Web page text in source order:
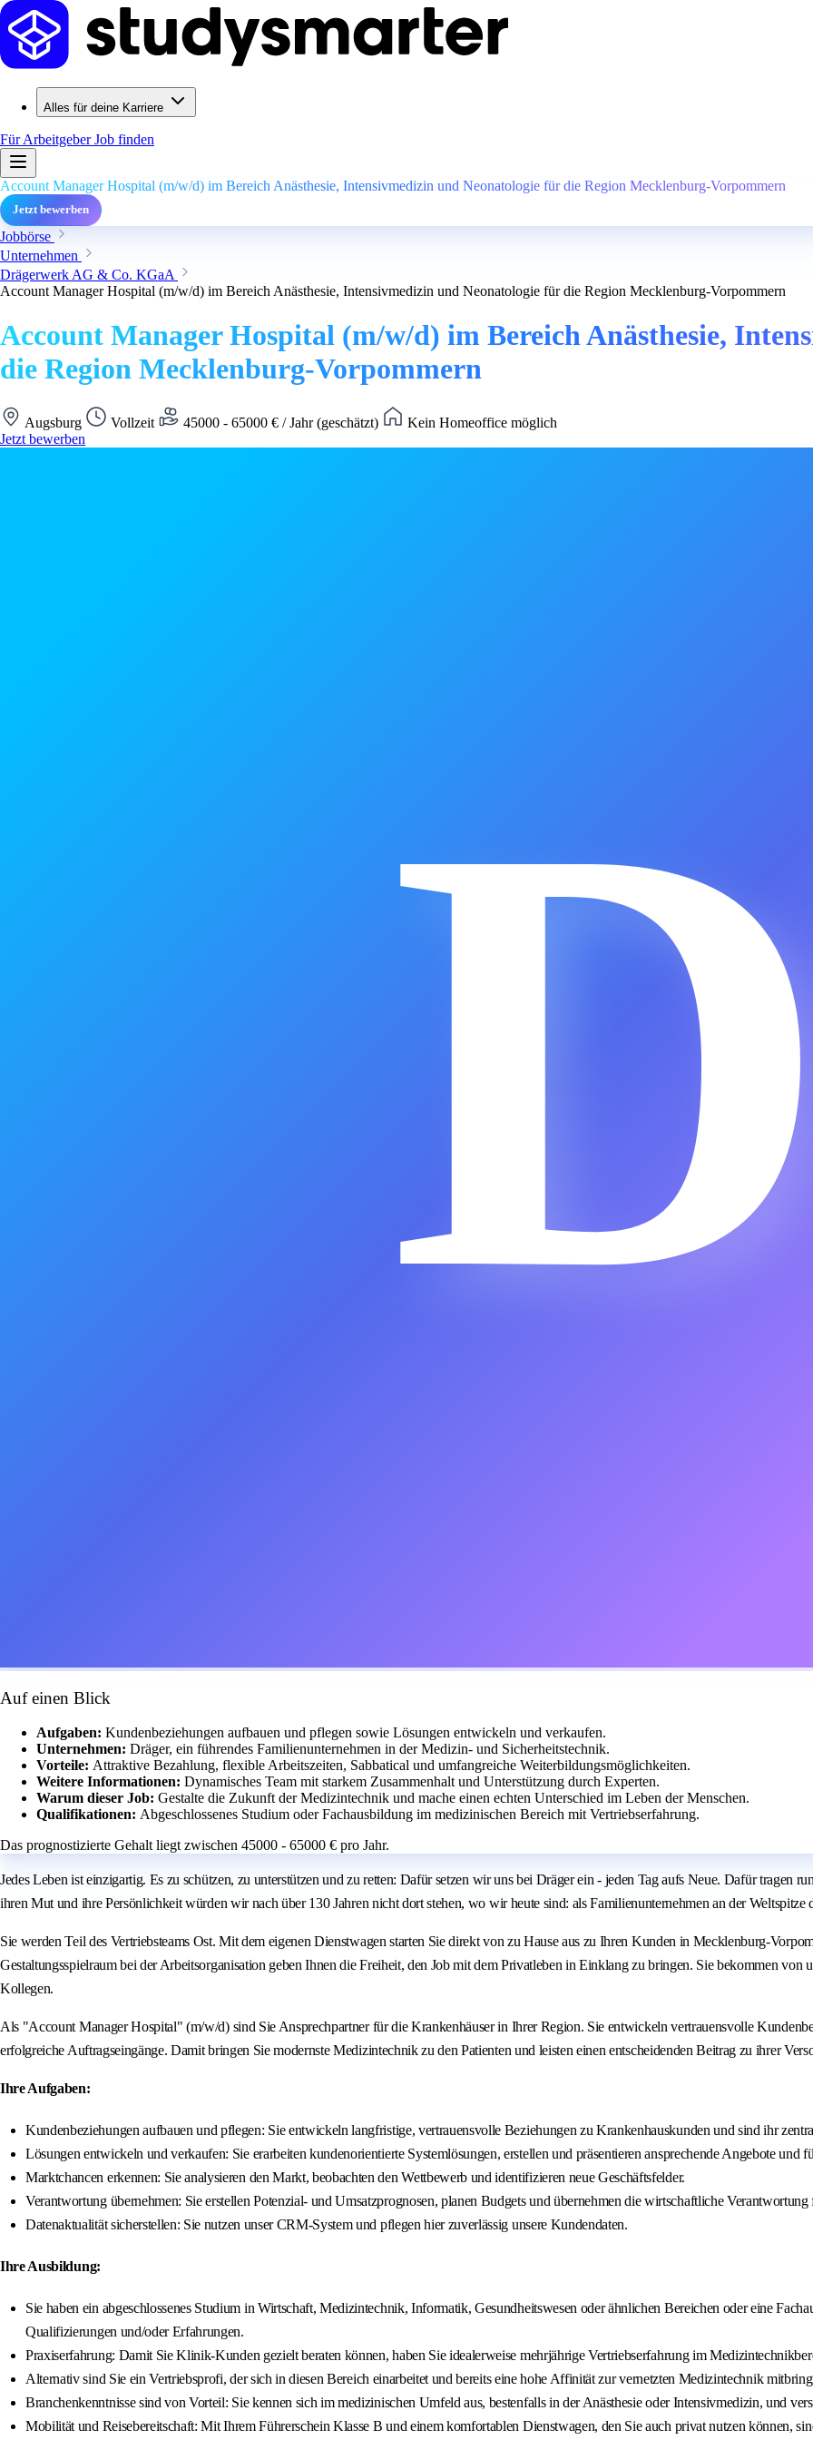
Alles für deine Karriere
Für ArbeitgeberJob finden
Account Manager Hospital (m/w/d) im Bereich Anästhesie, Intensivmedizin und Neonatologie für die Region Mecklenburg-Vorpommern
Jetzt bewerben
Jobbörse
Unternehmen
Drägerwerk AG & Co. KGaA
Account Manager Hospital (m/w/d) im Bereich Anästhesie, Intensivmedizin und Neonatologie für die Region Mecklenburg-Vorpommern
Account Manager Hospital (m/w/d) im Bereich Anästhesie,
die Region Mecklenburg-Vorpommern
Augsburg Vollzeit 45000 - 65000 € / Jahr (geschätzt)
Kein Homeoffice möglich
Jetzt bewerben
Auf einen Blick
Aufgaben: Kundenbeziehungen aufbauen und pflegen sowie Lösungen entwickeln und verkaufen.
Unternehmen: Dräger, ein führendes Familienunternehmen in der Medizin- und Sicherheitstechnik.
Vorteile: Attraktive Bezahlung, flexible Arbeitszeiten, Sabbatical und umfangreiche Weiterbildungsmöglichkeiten.
Weitere Informationen: Dynamisches Team mit starkem Zusammenhalt und Unterstützung durch Experten.
Warum dieser Job: Gestalte die Zukunft der Medizintechnik und mache einen echten Unterschied im Leben der Menschen.
Qualifikationen: Abgeschlossenes Studium oder Fachausbildung im medizinischen Bereich mit Vertriebserfahrung.
Das prognostizierte Gehalt liegt zwischen 45000 - 65000 € pro Jahr.
Jedes Leben ist einzigartig. Es zu schützen, zu unterstützen und zu retten: Dafür setzen wir uns bei Dräger ein - jeden Tag aufs Neue. Dafür tragen
ihren Mut und ihre Persönlichkeit würden wir nach über 130 Jahren nicht dort stehen, wo wir heute sind: als Familienunternehmen an der
Sie werden Teil des Vertriebsteams Ost. Mit dem eigenen Dienstwagen starten Sie direkt von zu Hause aus zu Ihren Kunden in Mecklenburg-
Gestaltungsspielraum bei der Arbeitsorganisation geben Ihnen die Freiheit, den Job mit dem Privatleben in Einklang zu bringen. Sie bekommen von
Kollegen.
Als "Account Manager Hospital" (m/w/d) sind Sie Ansprechpartner für die Krankenhäuser in Ihrer Region. Sie entwickeln vertrauensvolle
erfolgreiche Auftragseingänge. Damit bringen Sie modernste Medizintechnik zu den Patienten und leisten einen entscheidenden Beitrag zu ihrer
Ihre Aufgaben:
Kundenbeziehungen aufbauen und pflegen: Sie entwickeln langfristige, vertrauensvolle Beziehungen zu Krankenhauskunden und sind ihr
Lösungen entwickeln und verkaufen: Sie erarbeiten kundenorientierte Systemlösungen, erstellen und präsentieren ansprechende Angebote und
Marktchancen erkennen: Sie analysieren den Markt, beobachten den Wettbewerb und identifizieren neue Geschäftsfelder.
Verantwortung übernehmen: Sie erstellen Potenzial- und Umsatzprognosen, planen Budgets und übernehmen die wirtschaftliche
Datenaktualität sicherstellen: Sie nutzen unser CRM-System und pflegen hier zuverlässig unsere Kundendaten.
Ihre Ausbildung:
Sie haben ein abgeschlossenes Studium in Wirtschaft, Medizintechnik, Informatik, Gesundheitswesen oder ähnlichen Bereichen oder eine
Qualifizierungen und/oder Erfahrungen.
Praxiserfahrung: Damit Sie Klinik-Kunden gezielt beraten können, haben Sie idealerweise mehrjährige Vertriebserfahrung im
Alternativ sind Sie ein Vertriebsprofi, der sich in diesen Bereich einarbeitet und bereits eine hohe Affinität zur vernetzten Medizintechnik
Branchenkenntnisse sind von Vorteil: Sie kennen sich im medizinischen Umfeld aus, bestenfalls in der Anästhesie oder Intensivmedizin, und
Mobilität und Reisebereitschaft: Mit Ihrem Führerschein Klasse B und einem komfortablen Dienstwagen, den Sie auch privat nutzen können,